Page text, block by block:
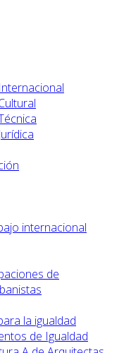
internacional
de
la igualdad
de Igualdad